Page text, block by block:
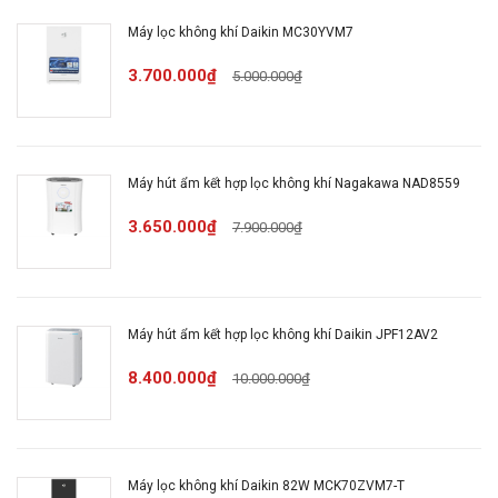
Kích thước, trọng lượng:Rộng 44.6 cm - Cao
40.9 cm -Sâu 25.9 cm - Nặng 5 kg
Máy lọc không khí phù hợp
với căn phòng vừa và nhỏ
Máy lọc không khí Daikin MC30YVM7
3.700.000₫ 5.000.000₫
Máy hút ẩm kết hợp lọc không khí Nagakawa NAD8559
3.650.000₫ 7.900.000₫
Máy hút ẩm kết hợp lọc không khí Daikin JPF12AV2
8.400.000₫ 10.000.000₫
Máy lọc không khí Daikin 82W MCK70ZVM7-T